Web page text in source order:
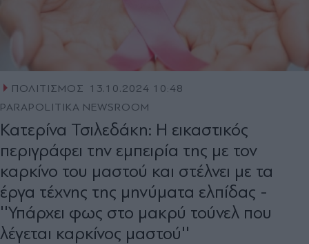
ΠΟΛΙΤΙΣΜΟΣ
13.10.2024 10:48
PARAPOLITIKA NEWSROOM
Κατερίνα Τσιλεδάκη: Η εικαστικός
περιγράφει την εμπειρία της με τον
καρκίνο του μαστού και στέλνει με τα
έργα τέχνης της μηνύματα ελπίδας -
''Υπάρχει φως στο μακρύ τούνελ που
λέγεται καρκίνος μαστού''